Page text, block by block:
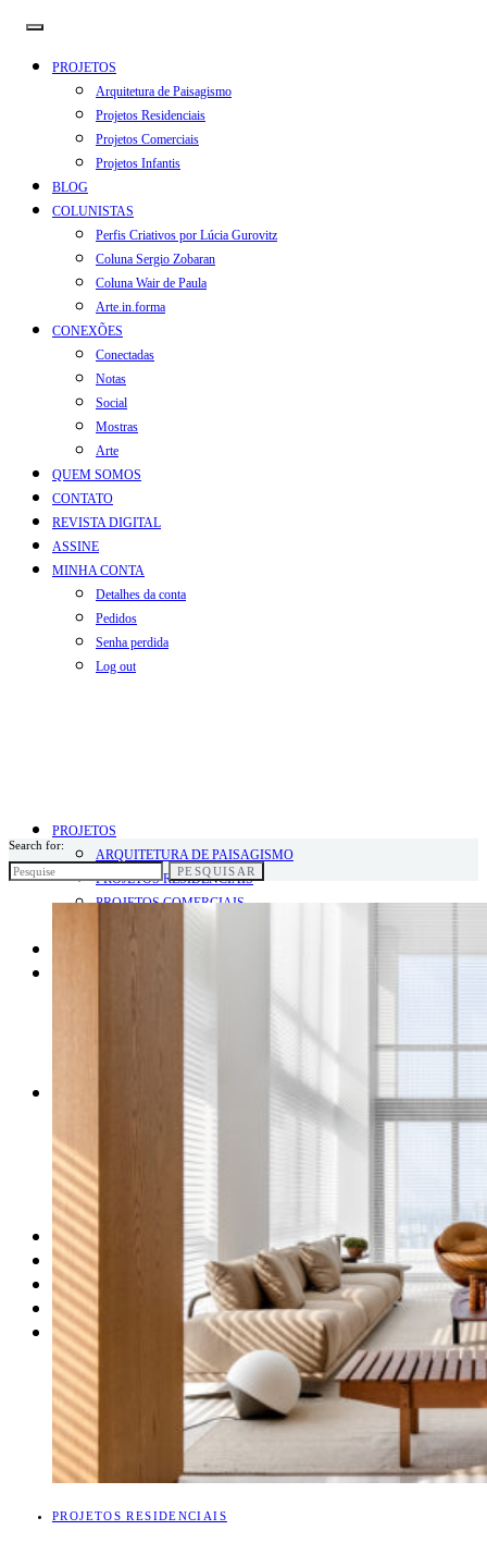
PROJETOS
Arquitetura de Paisagismo
Projetos Residenciais
Projetos Comerciais
Projetos Infantis
BLOG
COLUNISTAS
Perfis Criativos por Lúcia Gurovitz
Coluna Sergio Zobaran
Coluna Wair de Paula
Arte.in.forma
CONEXÕES
Conectadas
Notas
Social
Mostras
Arte
QUEM SOMOS
CONTATO
REVISTA DIGITAL
ASSINE
MINHA CONTA
Detalhes da conta
Pedidos
Senha perdida
Log out
PROJETOS
ARQUITETURA DE PAISAGISMO
PROJETOS RESIDENCIAIS
PROJETOS COMERCIAIS
ARTE.IN.FORMA
Social
Mostras
Arte
QUEM SOMOS
CONTATO
REVISTA DIGITAL
ASSINE
MINHA CONTA
Detalhes da conta
Pedidos
Log out
Search for:
PESQUISAR
PROJETOS RESIDENCIAIS